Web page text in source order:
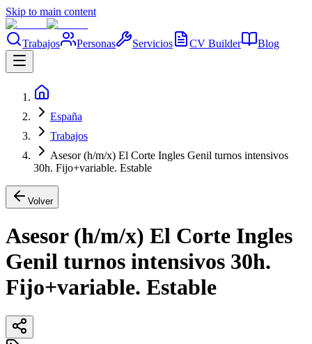
Skip to main content
Trabajos Personas Servicios CV Builder Blog
España
Trabajos
Asesor (h/m/x) El Corte Ingles Genil turnos intensivos
30h. Fijo+variable. Estable
Volver
Asesor (h/m/x) El Corte Ingles
Genil turnos intensivos 30h.
Fijo+variable. Estable